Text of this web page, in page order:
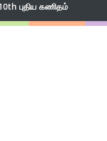
புதிய கணிதம்